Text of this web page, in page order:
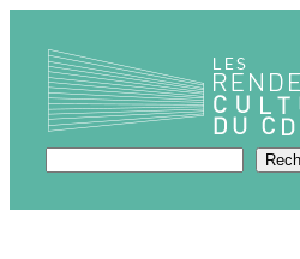
contenu
Rechercher